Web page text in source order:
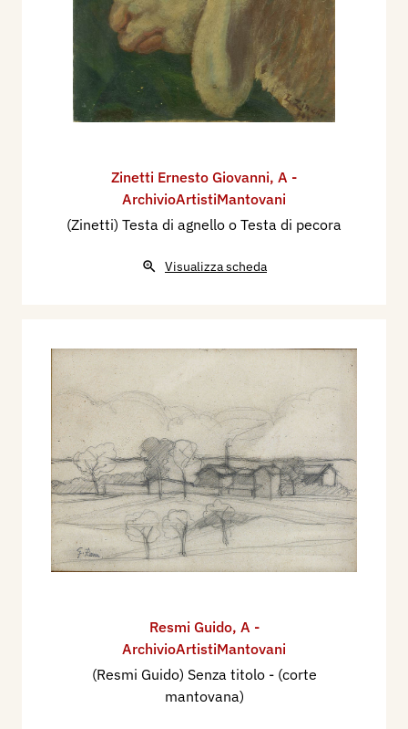
Zinetti Ernesto Giovanni, A -
ArchivioArtistiMantovani
(Zinetti) Testa di agnello o Testa di pecora
Visualizza scheda
Resmi Guido, A -
ArchivioArtistiMantovani
(Resmi Guido) Senza titolo - (corte
mantovana)